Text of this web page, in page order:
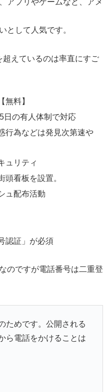
アプリやゲームなど、アメ
として人気です。
えているのは率直にすご
料】
日の有人体制で対応
行為などは発見次第速や
ュリティ
頭看板を設置。
ュ配布活動
認証」が必須
のですが電話番号は二重登
ためです。公開される
ら電話をかけることは